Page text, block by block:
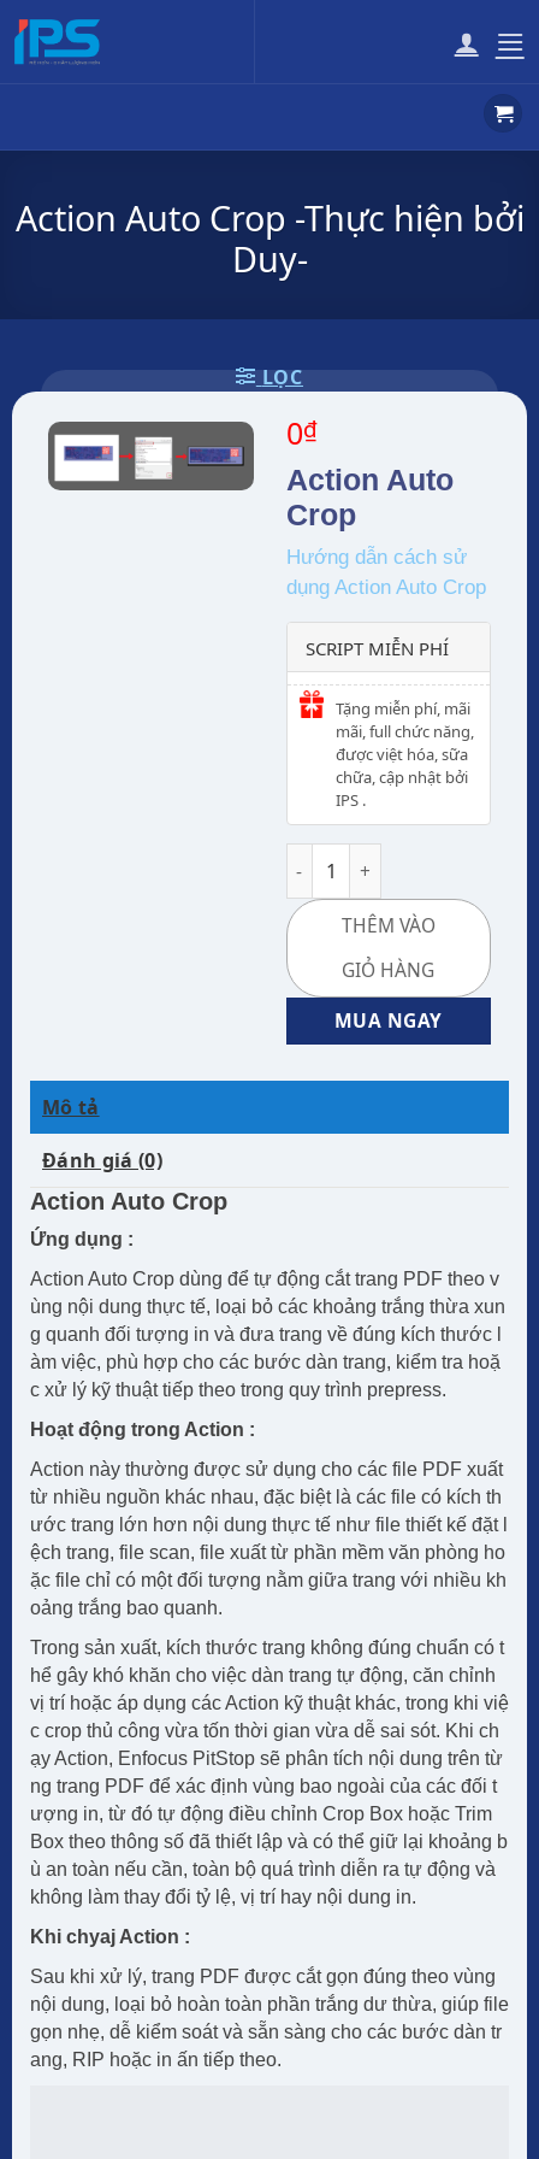
Bỏ
qua
nội
Action Auto Crop -Thực hiện bởi
Duy-
LỌC
0₫
Action Auto
Crop
Hướng dẫn cách sử
dụng Action Auto Crop
SCRIPT MIỄN PHÍ
Tặng miễn phí, mãi
mãi, full chức năng,
được việt hóa, sữa
chữa, cập nhật bởi
IPS .
THÊM VÀO
GIỎ HÀNG
MUA NGAY
Mô tả
Đánh giá (0)
Action Auto Crop
Ứng dụng :
Action Auto Crop dùng để tự động cắt trang PDF theo v
ùng nội dung thực tế, loại bỏ các khoảng trắng thừa xun
g quanh đối tượng in và đưa trang về đúng kích thước l
àm việc, phù hợp cho các bước dàn trang, kiểm tra hoặ
c xử lý kỹ thuật tiếp theo trong quy trình prepress.
Hoạt động trong Action :
Action này thường được sử dụng cho các file PDF xuất
từ nhiều nguồn khác nhau, đặc biệt là các file có kích th
ước trang lớn hơn nội dung thực tế như file thiết kế đặt l
ệch trang, file scan, file xuất từ phần mềm văn phòng ho
ặc file chỉ có một đối tượng nằm giữa trang với nhiều kh
oảng trắng bao quanh.
Trong sản xuất, kích thước trang không đúng chuẩn có t
hể gây khó khăn cho việc dàn trang tự động, căn chỉnh
vị trí hoặc áp dụng các Action kỹ thuật khác, trong khi việ
c crop thủ công vừa tốn thời gian vừa dễ sai sót. Khi ch
ạy Action, Enfocus PitStop sẽ phân tích nội dung trên từ
ng trang PDF để xác định vùng bao ngoài của các đối t
ượng in, từ đó tự động điều chỉnh Crop Box hoặc Trim
Box theo thông số đã thiết lập và có thể giữ lại khoảng b
ù an toàn nếu cần, toàn bộ quá trình diễn ra tự động và
không làm thay đổi tỷ lệ, vị trí hay nội dung in.
Khi chyaj Action :
Sau khi xử lý, trang PDF được cắt gọn đúng theo vùng
nội dung, loại bỏ hoàn toàn phần trắng dư thừa, giúp file
gọn nhẹ, dễ kiểm soát và sẵn sàng cho các bước dàn tr
ang, RIP hoặc in ấn tiếp theo.